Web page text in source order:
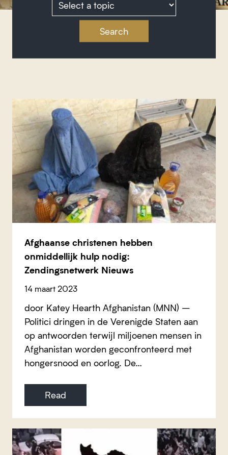
Afghaanse christenen hebben
onmiddellijk hulp nodig:
Zendingsnetwerk Nieuws
14 maart 2023
door Katey Hearth Afghanistan (MNN) –
Politici dringen in de Verenigde Staten aan
op antwoorden terwijl miljoenen mensen in
Afghanistan worden geconfronteerd met
hongersnood en oorlog. De…
Read